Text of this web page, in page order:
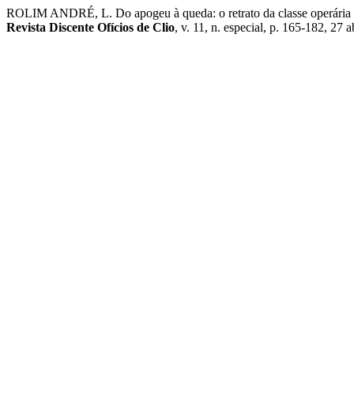
ROLIM ANDRÉ, L. Do apogeu à queda: o retrato da classe
Revista Discente Ofícios de Clio, v. 11, n. especial, p. 165-182, 27